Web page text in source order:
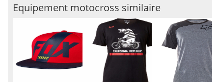
Equipement motocross similaire